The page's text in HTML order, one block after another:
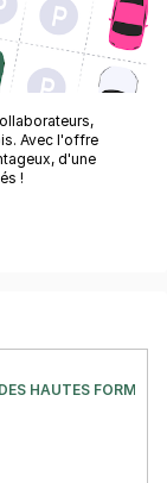
Avec l'offre
d'une
!
HAUTES FORMES